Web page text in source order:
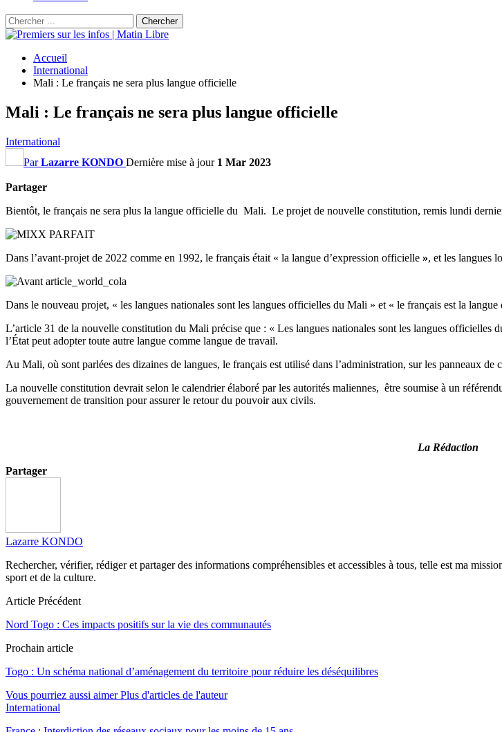
Accueil
International
Mali : Le français ne sera plus langue officielle
Mali : Le français ne sera plus langue officielle
International
ParLazarre KONDO Dernière mise à jour 1 Mar 2023
Partager
Bientôt, le français ne sera plus la langue officielle du Mali. Le projet de nouvelle constitution, remis lundi
Dans l’avant-projet de 2022 comme en 1992, le français était « la langue d’expression officielle », et les langues
Dans le nouveau projet, « les langues nationales sont les langues officielles du Mali » et « le français est la langue
L’article 31 de la nouvelle constitution du Mali précise que : « Les langues nationales sont les langues
l’État peut adopter toute autre langue comme langue de travail.
Au Mali, où sont parlées des dizaines de langues, le français est utilisé dans l’administration, sur les panneaux
La nouvelle constitution devrait selon le calendrier élaboré par les autorités maliennes, être soumise à un
gouvernement de transition pour assurer le retour du pouvoir aux civils.
La Rédaction
Partager
Lazarre KONDO
Rechercher, vérifier, rédiger et partager des informations compréhensibles et accessibles à tous, telle est ma
sport et de la culture.
Article Précédent
Nord Togo : Ces impacts positifs sur la vie des communautés
Prochain article
Togo : Un schéma national d’aménagement du territoire pour réduire les déséquilibres
Vous pourriez aussi aimer Plus d'articles de l'auteur
International